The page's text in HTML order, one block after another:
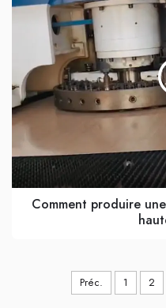
Comment produire
Préc. 1 2